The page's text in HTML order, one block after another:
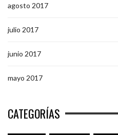
agosto 2017
julio 2017
junio 2017
mayo 2017
CATEGORÍAS